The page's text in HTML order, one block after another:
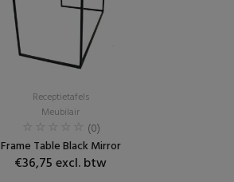
Receptietafels
Meubilair
(0)
Frame Table Black Mirror
€36,75 excl. btw